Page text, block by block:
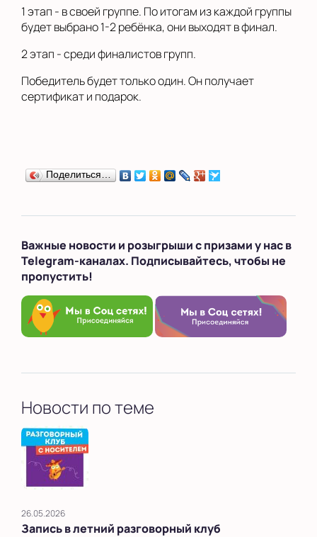
1 этап - в своей группе. По итогам из каждой группы
будет выбрано 1-2 ребёнка, они выходят в финал.
2 этап - среди финалистов групп.
Победитель будет только один. Он получает
сертификат и подарок.
Поделиться…
Важные новости и розыгрыши с призами у нас в
Telegram-каналах. Подписывайтесь, чтобы не
пропустить!
Новости по теме
26.05.2026
Запись в летний разговорный клуб